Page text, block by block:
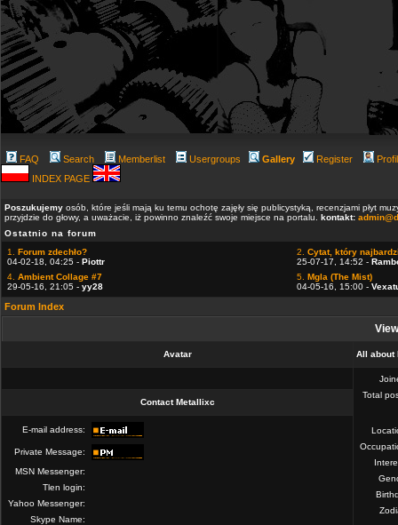
FAQ Search Memberlist Usergroups Gallery Register
INDEX PAGE
Poszukujemy osób, które jeśli mają ku temu ochotę zajęły się publicystyką, recenzjami płyt
przyjdzie do głowy, a uważacie, iż powinno znaleźć swoje miejsce na portalu. kontakt:
Ostatnio na forum
1. Forum zdechło?
04-02-18, 04:25 - Piottr
2. Cytat, który
25-07-17, 14:52 -
4. Ambient Collage #7
29-05-16, 21:05 - yy28
5. Mgla (The Mist)
04-05-16, 15:00 -
Forum Index
Avatar All about
Total
Contact Metallixc
E-mail address:
Private Message:
MSN Messenger:
Tlen login:
Yahoo Messenger:
Skype Name: